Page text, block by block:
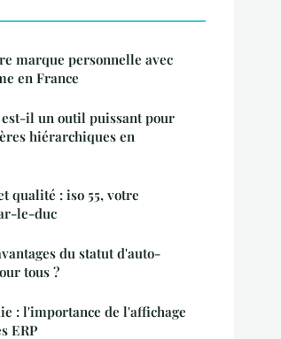
marque personnelle avec
en France
il un outil puissant pour
hiérarchiques en
qualité : iso 55, votre
le-duc
du statut d'auto-
tous ?
: l'importance de l'affichage
ERP